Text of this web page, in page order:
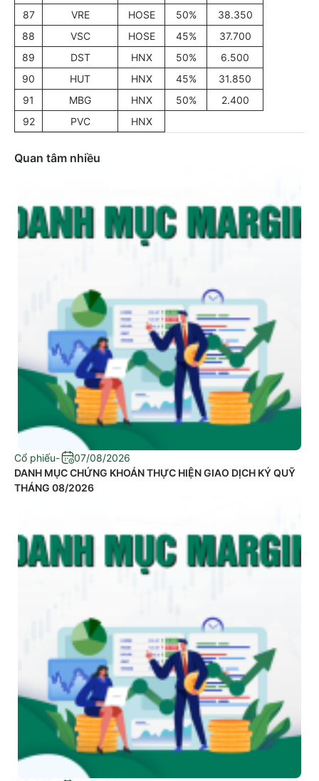
87
VRE HOSE 50%
38.350
88
VSC HOSE 45%
37.700
89
DST HNX 50%
6.500
90
HUT HNX 45%
31.850
91
MBG HNX 50%
2.400
92
PVC HNX
Quan tâm nhiều
Cổ phiếu-
07/08/2026
DANH MỤC CHỨNG KHOÁN THỰC HIỆN GIAO DỊCH KÝ QUỸ
THÁNG 08/2026